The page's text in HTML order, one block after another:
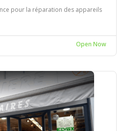
pour la réparation des appareils
Open Now